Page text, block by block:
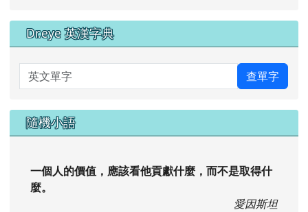
Dr.eye 英漢字典
英文單字 查單字
隨機小語
一個人的價值，應該看他貢獻什麼，而不是取得什
麼。
愛因斯坦